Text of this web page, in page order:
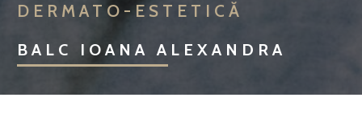
DERMATO-ESTETICĂ
BALC IOANA ALEXANDRA